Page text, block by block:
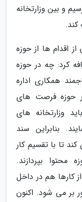
و بین وزارتخانه
اقدام ها از حوزه
کرد: چه در حوزه
همکاری اداره
حوزه فرصت های
وزارتخانه های
بنابراین سند
تا با تقسیم کار
بپردازند.
کارها هم در داخل
بر می شود. اکنون